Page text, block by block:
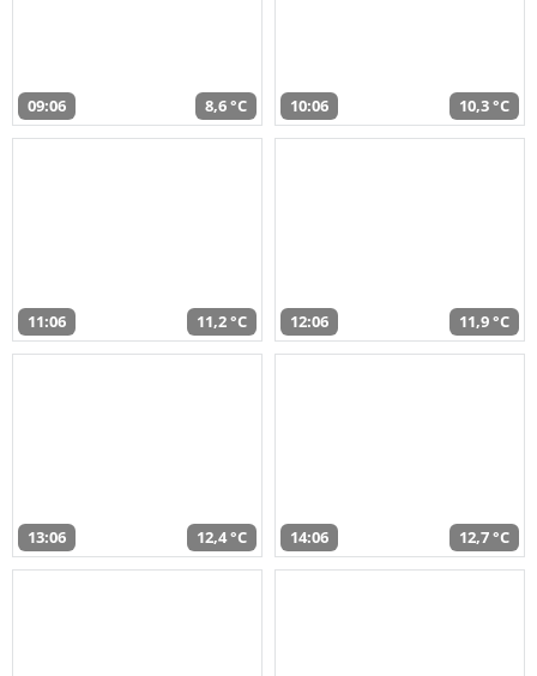
09:06 8,6 °C 10:06 10,3 °C
11:06 11,2 °C 12:06 11,9 °C
13:06 12,4 °C 14:06 12,7 °C